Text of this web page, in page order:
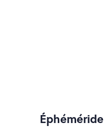
Éphéméride